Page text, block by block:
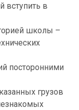
вступить в
школы –
посторонними
грузов